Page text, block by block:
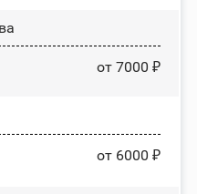
от 7000 ₽
от 6000 ₽